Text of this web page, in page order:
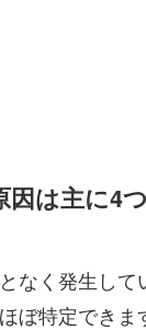
因は主に4つ
なく発生して
ぼ特定できま